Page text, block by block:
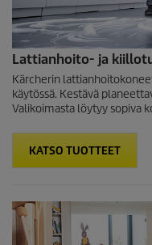
Lattianhoito- ja
Kärcherin
käytössä. Kestävä
Valikoimasta löytyy sopiva
KATSO TUOTTEET